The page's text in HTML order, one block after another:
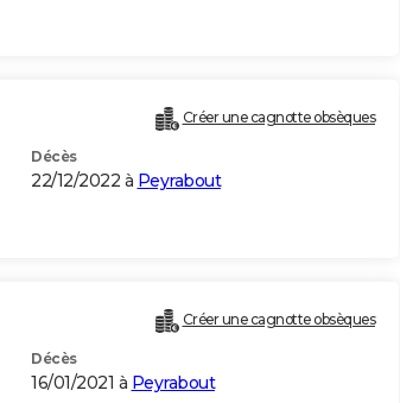
Créer une cagnotte obsèques
Décès
22/12/2022 à Peyrabout
Créer une cagnotte obsèques
Décès
16/01/2021 à Peyrabout